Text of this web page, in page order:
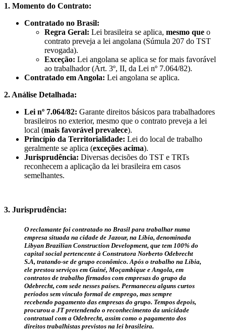
1. Momento do Contrato:
Contratado no Brasil:
Regra Geral: Lei brasileira se aplica, mesmo que o
contrato preveja a lei angolana (Súmula 207 do TST
revogada).
Exceção: Lei angolana se aplica se for mais favorável
ao trabalhador (Art. 3º, II, da Lei nº 7.064/82).
Contratado em Angola: Lei angolana se aplica.
2. Análise Detalhada:
Lei nº 7.064/82: Garante direitos básicos para trabalhadores
brasileiros no exterior, mesmo que o contrato preveja a lei
local (mais favorável prevalece).
Princípio da Territorialidade: Lei do local de trabalho
geralmente se aplica (exceções acima).
Jurisprudência: Diversas decisões do TST e TRTs
reconhecem a aplicação da lei brasileira em casos
semelhantes.
3. Jurisprudência:
O reclamante foi contratado no Brasil para trabalhar numa
empresa situada na cidade de Jazour, na Líbia, denominada
Libyan Brazilian Construction Development, que tem 100% do
capital social pertencente à Construtora Norberto Odebrecht
S.A, tratando-se de grupo econômico. Após o trabalho na Líbia,
ele prestou serviços em Guiné, Moçambique e Angola, em
contratos de trabalho firmados com empresas do grupo da
Odebrecht, com sede nesses países. Permaneceu alguns curtos
períodos sem vínculo formal de emprego, mas sempre
recebendo pagamento das empresas do grupo. Tempos depois,
procurou a JT pretendendo o reconhecimento da unicidade
contratual com a Odebrecht, assim como o pagamento dos
direitos trabalhistas previstos na lei brasileira.